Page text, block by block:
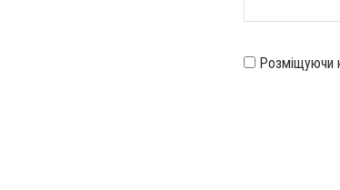
Розміщуючи